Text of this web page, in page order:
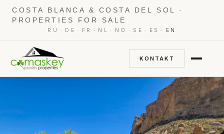
COSTA BLANCA & COSTA DEL SOL ·
PROPERTIES FOR SALE
RU · DE · FR · NL · NO · SE · ES · EN
KONTAKT